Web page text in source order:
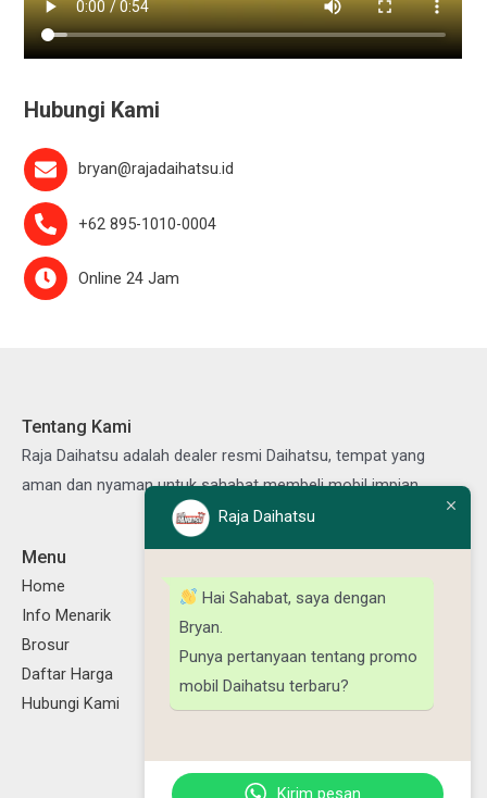
Hubungi Kami
bryan@rajadaihatsu.id
+62 895-1010-0004
Online 24 Jam
Tentang Kami
Raja Daihatsu adalah dealer resmi Daihatsu, tempat yang
aman dan nyaman untuk sahabat membeli mobil impian.
Menu
Home
Info Menarik
Brosur
Daftar Harga
Hubungi Kami
Facebook
Instagram
TikTokYouTube
Raja Daihatsu
Hai Sahabat, saya dengan
Bryan.
Punya pertanyaan tentang promo
mobil Daihatsu terbaru?
Kirim pesan